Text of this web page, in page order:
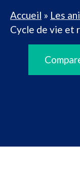
Accueil » Les
Cycle de vie et